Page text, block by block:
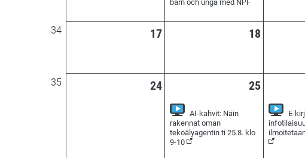
barn och unga med NPF
34 17 18
35 24 25
AI-kahvit: Näin
rakennat oman
tekoälyagentin ti 25.8. klo
9-10(Seurattavissa verkossa)
E-